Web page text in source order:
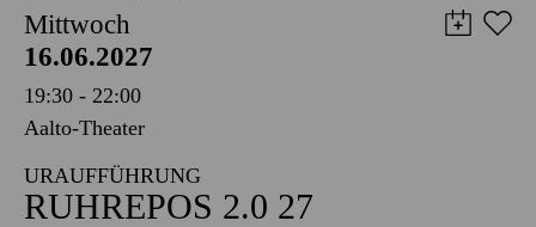
Mittwoch
16.06.2027
19:30 - 22:00
Aalto-Theater
URAUFFÜHRUNG
RUHREPOS 2.0 27